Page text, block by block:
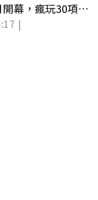
幕，瘋玩30項遊
|